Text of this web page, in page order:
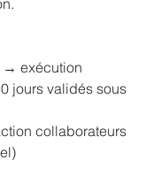
→ exécution
jours validés sous
collaborateurs